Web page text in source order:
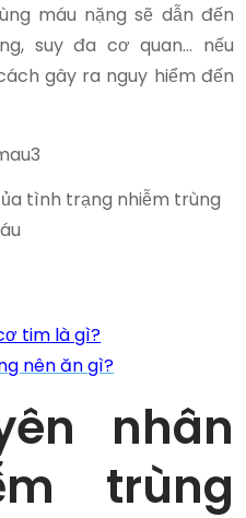
máu nặng sẽ dẫn đến
suy đa cơ quan… nếu
gây ra nguy hiểm đến
tình trạng nhiễm trùng
tim là gì?
nên ăn gì?
nhân
trùng